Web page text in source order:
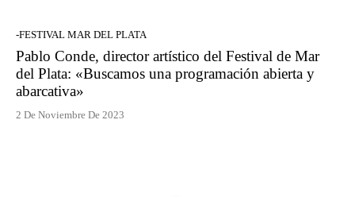
-FESTIVAL MAR DEL PLATA
Pablo Conde, director artístico del Festival de Mar
del Plata: «Buscamos una programación abierta y
abarcativa»
2 De Noviembre De 2023